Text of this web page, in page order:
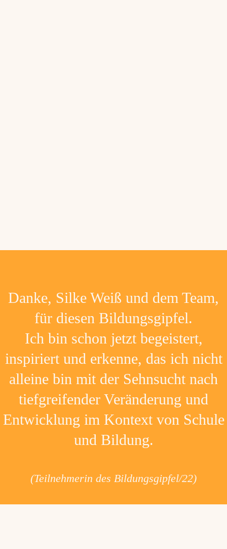
Danke, Silke Weiß und dem Team,
für diesen Bildungsgipfel.
Ich bin schon jetzt begeistert,
inspiriert und erkenne, das ich nicht
alleine bin mit der Sehnsucht nach
tiefgreifender Veränderung und
Entwicklung im Kontext von Schule
und Bildung.
(Teilnehmerin des Bildungsgipfel/22)